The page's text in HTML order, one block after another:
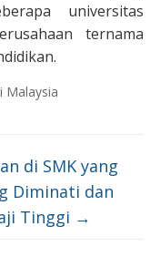
universitas
ternama
Malaysia
di SMK yang
Diminati dan
Tinggi →